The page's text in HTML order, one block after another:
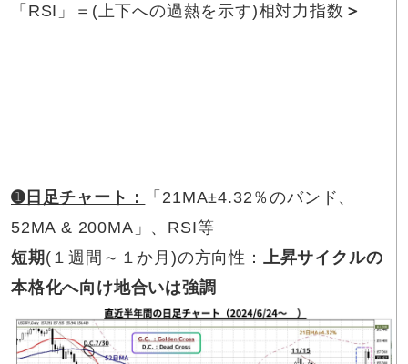
「RSI」＝(上下への過熱を示す)相対力指数 ＞
➊日足チャート：
「21MA±4.32％のバンド、
52MA & 200MA」、RSI等
短期 (１週間～１か月)の方向性：
上昇サイクルの
本格化へ向け地合いは強調